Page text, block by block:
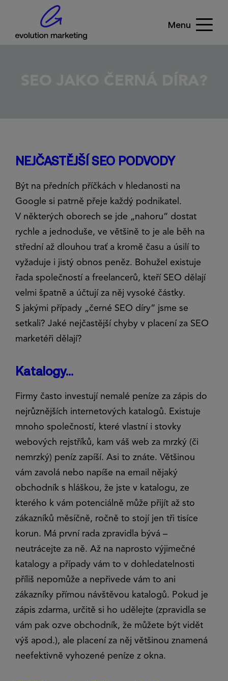
Menu
NEJČASTĚJŠÍ SEO PODVODY
Být na předních příčkách v hledanosti na
Google si patrně přeje každý podnikatel.
V některých oborech se jde „nahoru“ dostat
rychle a jednoduše, ve většině to je ale běh na
střední až dlouhou trať a kromě času a úsilí to
vyžaduje i jistý obnos peněz. Bohužel existuje
řada společností a freelancerů, kteří SEO dělají
velmi špatně a účtují za něj vysoké částky.
S jakými případy „černé SEO díry“ jsme se
setkali? Jaké nejčastější chyby v placení za SEO
marketéři dělají?
Katalogy...
Firmy často investují nemalé peníze za zápis do
nejrůznějších internetových katalogů. Existuje
mnoho společností, které vlastní i stovky
webových rejstříků, kam váš web za mrzký (či
nemrzký) peníz zapíší. Asi to znáte. Většinou
vám zavolá nebo napíše na email nějaký
obchodník s hláškou, že jste v katalogu, ze
kterého k vám potenciálně může přijít až sto
zákazníků měsíčně, ročně to stojí jen tři tisíce
korun. Má první rada zpravidla bývá –
neutrácejte za ně. Až na naprosto výjimečné
katalogy a případy vám to v dohledatelnosti
příliš nepomůže a nepřivede vám to ani
zákazníky přímou návštěvou katalogů. Pokud je
zápis zdarma, určitě si ho udělejte (zpravidla se
vám pak ozve obchodník, že můžete být vidět
výš apod.), ale placení za něj většinou znamená
neefektivně vyhozené peníze z okna.